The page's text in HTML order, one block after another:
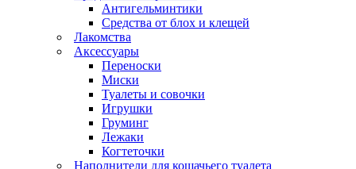
Антигельминтики
Средства от блох и клещей
Лакомства
Аксессуары
Переноски
Миски
Туалеты и совочки
Игрушки
Груминг
Лежаки
Когтеточки
Наполнители для кошачьего туалета